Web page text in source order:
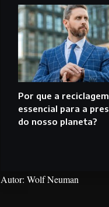
Por que a
essencial para a
do nosso planeta?
Autor: Wolf Neuman